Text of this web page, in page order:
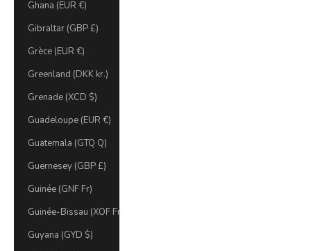
Ghana (EUR €)
Gibraltar (GBP £)
Grèce (EUR €)
Greenland (DKK kr.)
Grenade (XCD $)
Guadeloupe (EUR €)
Guatemala (GTQ Q)
Guernesey (GBP £)
Guinée (GNF Fr)
Guinée-Bissau (XOF Fr)
Guyana (GYD $)